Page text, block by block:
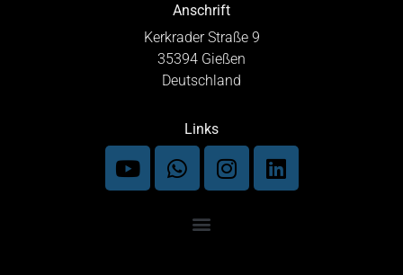
Anschrift
Kerkrader Straße 9
35394 Gießen
Deutschland
Links